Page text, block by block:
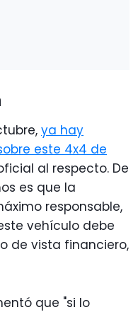
ya hay
este 4x4 de
al respecto. De
es que la
responsable,
vehículo debe
de vista financiero,
que "si lo